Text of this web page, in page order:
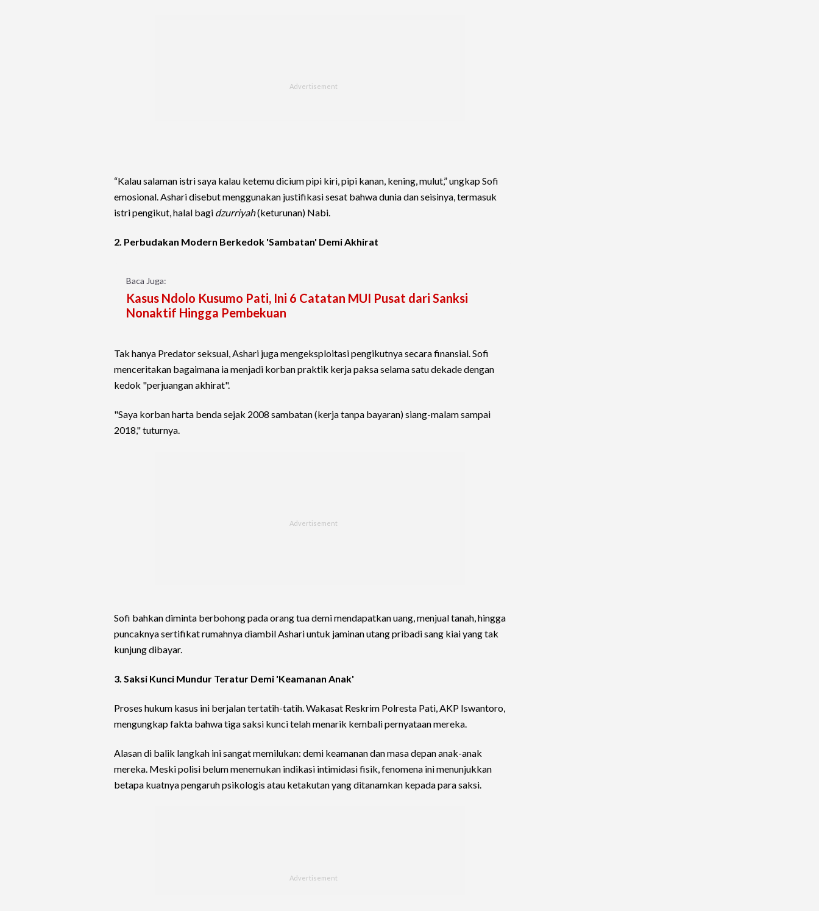
“Kalau salaman istri saya kalau ketemu dicium pipi kiri, pipi kanan, kening, mulut,” ungkap Sofi
emosional. Ashari disebut menggunakan justifikasi sesat bahwa dunia dan seisinya, termasuk
istri pengikut, halal bagi dzurriyah(keturunan) Nabi.
2. Perbudakan Modern Berkedok 'Sambatan' Demi Akhirat
Baca Juga:
Kasus Ndolo Kusumo Pati, Ini 6 Catatan MUI Pusat dari Sanksi
Nonaktif Hingga Pembekuan
Tak hanya Predator seksual, Ashari juga mengeksploitasi pengikutnya secara finansial. Sofi
menceritakan bagaimana ia menjadi korban praktik kerja paksa selama satu dekade dengan
kedok "perjuangan akhirat".
"Saya korban harta benda sejak 2008 sambatan (kerja tanpa bayaran) siang-malam sampai
2018," tuturnya.
Sofi bahkan diminta berbohong pada orang tua demi mendapatkan uang, menjual tanah, hingga
puncaknya sertifikat rumahnya diambil Ashari untuk jaminan utang pribadi sang kiai yang tak
kunjung dibayar.
3. Saksi Kunci Mundur Teratur Demi 'Keamanan Anak'
Proses hukum kasus ini berjalan tertatih-tatih. Wakasat Reskrim Polresta Pati, AKP Iswantoro,
mengungkap fakta bahwa tiga saksi kunci telah menarik kembali pernyataan mereka.
Alasan di balik langkah ini sangat memilukan: demi keamanan dan masa depan anak-anak
mereka. Meski polisi belum menemukan indikasi intimidasi fisik, fenomena ini menunjukkan
betapa kuatnya pengaruh psikologis atau ketakutan yang ditanamkan kepada para saksi.